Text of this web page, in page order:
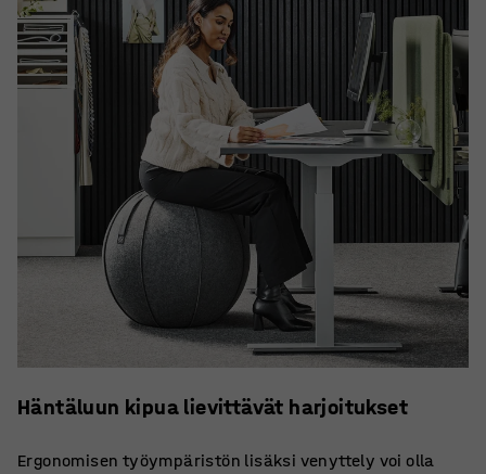
Häntäluun kipua lievittävät harjoitukset
Ergonomisen työympäristön lisäksi venyttely voi olla